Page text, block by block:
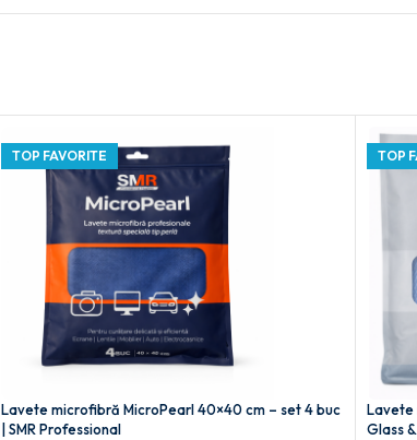
TOP FAVORITE
Lavete microfibră MicroPearl 40×40 cm – set 4 buc
| SMR Professional
TOP
Lavete
Glass